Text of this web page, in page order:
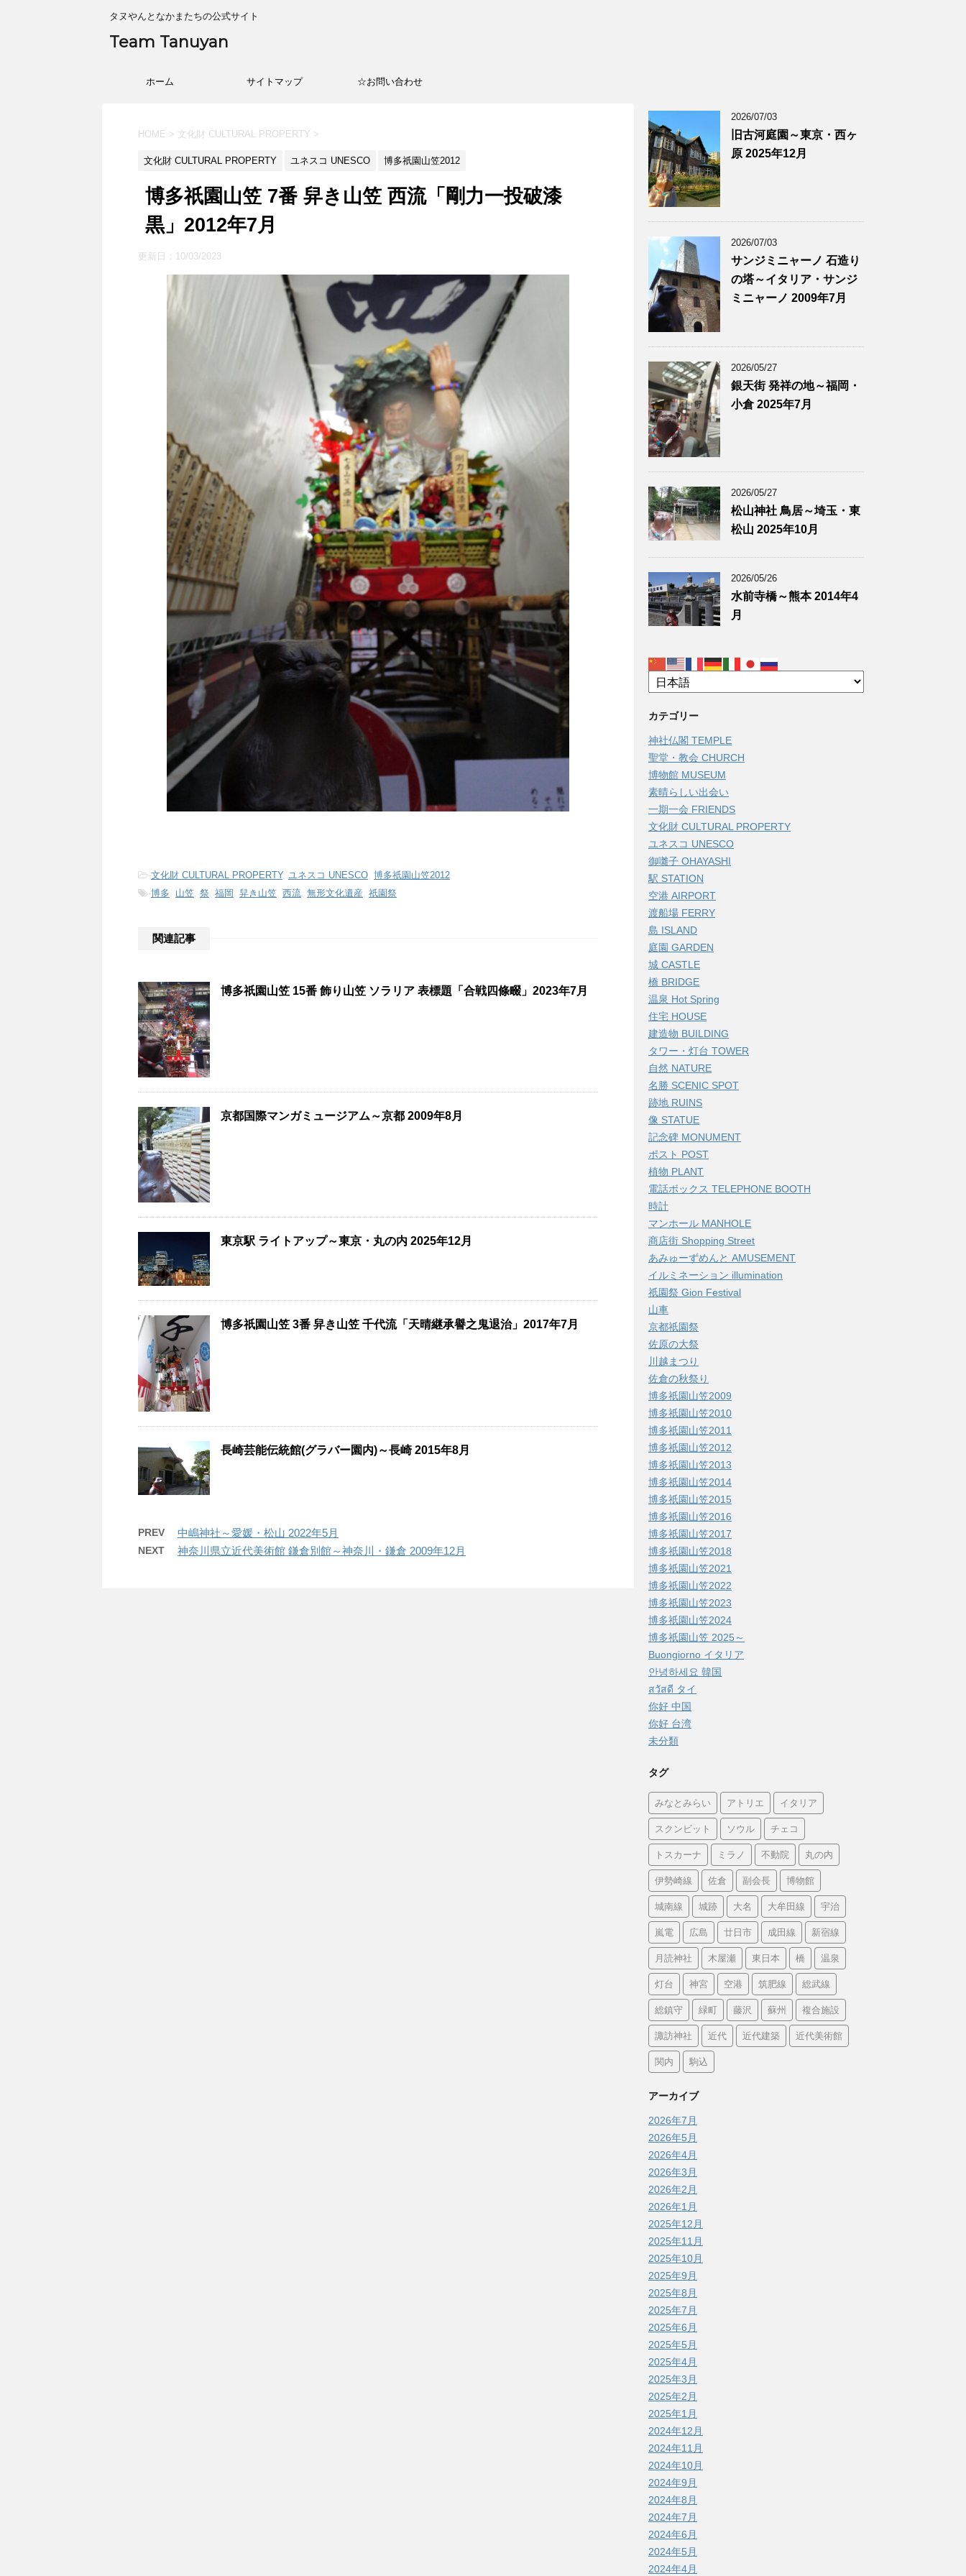
タヌやんとなかまたちの公式サイト
Team Tanuyan
ホーム サイトマップ ☆お問い合わせ
HOME > 文化財 CULTURAL PROPERTY >
文化財 CULTURAL PROPERTY ユネスコ UNESCO 博多祇園山笠2012
博多祇園山笠 7番 舁き山笠 西流「剛力一投破漆
黒」2012年7月
更新日： 10/03/2023
-文化財 CULTURAL PROPERTY, ユネスコ UNESCO 博多祇園山笠2012
-博多 山笠 祭 福岡 舁き山笠 西流 無形文化遺産 祇園祭
関連記事
博多祇園山笠 15番 飾り山笠 ソラリア 表標題「合戦四條畷」2023年7月
京都国際マンガミュージアム～京都 2009年8月
東京駅 ライトアップ～東京・丸の内 2025年12月
博多祇園山笠 3番 舁き山笠 千代流「天晴継承譽之鬼退治」2017年7月
長崎芸能伝統館(グラバー園内)～長崎 2015年8月
PREV 中嶋神社～愛媛・松山 2022年5月
NEXT 神奈川県立近代美術館 鎌倉別館～神奈川・鎌倉 2009年12月
2026/07/03
旧古河庭園～東京・西ヶ
原 2025年12月
2026/07/03
サンジミニャーノ 石造り
の塔～イタリア・サンジ
ミニャーノ 2009年7月
2026/05/27
銀天街 発祥の地～福岡・
小倉 2025年7月
2026/05/27
松山神社 鳥居～埼玉・東
松山 2025年10月
2026/05/26
水前寺橋～熊本 2014年4
月
カテゴリー
神社仏閣 TEMPLE
聖堂・教会 CHURCH
博物館 MUSEUM
素晴らしい出会い
一期一会 FRIENDS
文化財 CULTURAL PROPERTY
ユネスコ UNESCO
御囃子 OHAYASHI
駅 STATION
空港 AIRPORT
渡船場 FERRY
島 ISLAND
庭園 GARDEN
城 CASTLE
橋 BRIDGE
温泉 Hot Spring
住宅 HOUSE
建造物 BUILDING
タワー・灯台 TOWER
自然 NATURE
名勝 SCENIC SPOT
跡地 RUINS
像 STATUE
記念碑 MONUMENT
ポスト POST
植物 PLANT
電話ボックス TELEPHONE BOOTH
時計
マンホール MANHOLE
商店街 Shopping Street
あみゅーずめんと AMUSEMENT
イルミネーション illumination
祇園祭 Gion Festival
山車
京都祇園祭
佐原の大祭
川越まつり
佐倉の秋祭り
博多祇園山笠2009
博多祇園山笠2010
博多祇園山笠2011
博多祇園山笠2012
博多祇園山笠2013
博多祇園山笠2014
博多祇園山笠2015
博多祇園山笠2016
博多祇園山笠2017
博多祇園山笠2018
博多祇園山笠2021
博多祇園山笠2022
博多祇園山笠2023
博多祇園山笠2024
博多祇園山笠 2025～
Buongiorno イタリア
안녕하세요 韓国
สวัสดี タイ
你好 中国
你好 台湾
未分類
タグ
みなとみらい アトリエ イタリア
スクンビット ソウル チェコ
トスカーナ ミラノ 不動院 丸の内
伊勢崎線 佐倉 副会長 博物館
城南線 城跡 大名 大牟田線 宇治
嵐電 広島 廿日市 成田線 新宿線
月読神社 木屋瀬 東日本 橋 温泉
灯台 神宮 空港 筑肥線 総武線
総鎮守 緑町 藤沢 蘇州 複合施設
諏訪神社 近代 近代建築 近代美術館
関内 駒込
アーカイブ
2026年7月
2026年5月
2026年4月
2026年3月
2026年2月
2026年1月
2025年12月
2025年11月
2025年10月
2025年9月
2025年8月
2025年7月
2025年6月
2025年5月
2025年4月
2025年3月
2025年2月
2025年1月
2024年12月
2024年11月
2024年10月
2024年9月
2024年8月
2024年7月
2024年6月
2024年5月
2024年4月